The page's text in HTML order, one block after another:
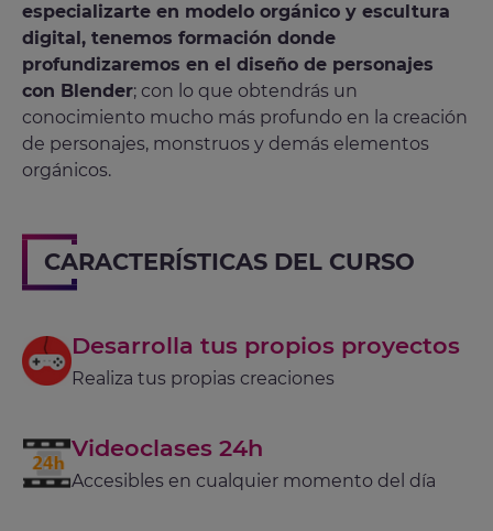
especializarte en modelo orgánico y escultura
digital, tenemos formación donde
profundizaremos en el diseño de personajes
con Blender; con lo que obtendrás un
conocimiento mucho más profundo en la creación
de personajes, monstruos y demás elementos
orgánicos.
CARACTERÍSTICAS DEL CURSO
Desarrolla tus propios proyectos
Realiza tus propias creaciones
Videoclases 24h
Accesibles en cualquier momento del día